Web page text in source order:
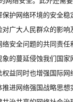
护网络环境的安全
广大人民群众的影响
安全问题的共同责任
的蔓延侵蚀我们国家
益同时也增强国际
进网络强国战略思